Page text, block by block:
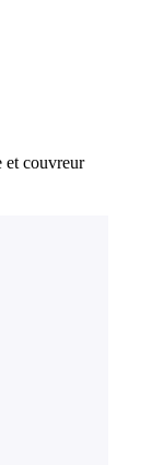
et couvreur